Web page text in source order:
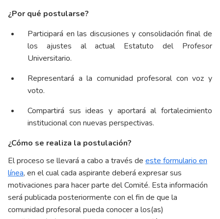
¿Por qué postularse?
Participará en las discusiones y consolidación final de
los ajustes al actual Estatuto del Profesor
Universitario.
Representará a la comunidad profesoral con voz y
voto.
Compartirá sus ideas y aportará al fortalecimiento
institucional con nuevas perspectivas.
¿Cómo se realiza la postulación?
El proceso se llevará a cabo a través de este formulario en
línea, en el cual cada aspirante deberá expresar sus
motivaciones para hacer parte del Comité. Esta información
será publicada posteriormente con el fin de que la
comunidad profesoral pueda conocer a los(as)